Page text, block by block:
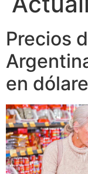
Precios
en